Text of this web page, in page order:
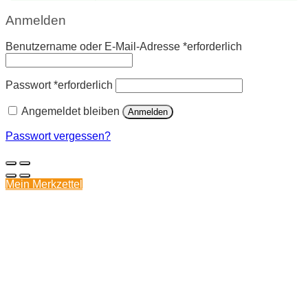
Anmelden
Benutzername oder E-Mail-Adresse *erforderlich
Passwort*erforderlich
Angemeldet bleiben Anmelden
Passwort vergessen?
Mein Merkzettel